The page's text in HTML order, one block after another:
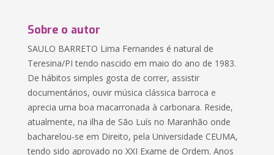
Sobre o autor
SAULO BARRETO Lima Fernandes é natural de
Teresina/PI tendo nascido em maio do ano de 1983.
De hábitos simples gosta de correr, assistir
documentários, ouvir música clássica barroca e
aprecia uma boa macarronada à carbonara. Reside,
atualmente, na ilha de São Luís no Maranhão onde
bacharelou-se em Direito, pela Universidade CEUMA,
tendo sido aprovado no XXI Exame de Ordem. Anos